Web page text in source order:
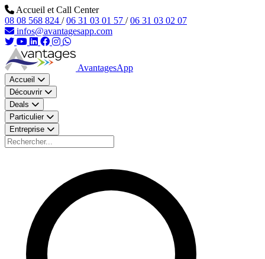
Aller au contenu principal
Accueil et Call Center
08 08 568 824 / 06 31 03 01 57 / 06 31 03 02 07
infos@avantagesapp.com
AvantagesApp
Accueil
Découvrir
Deals
Particulier
Entreprise